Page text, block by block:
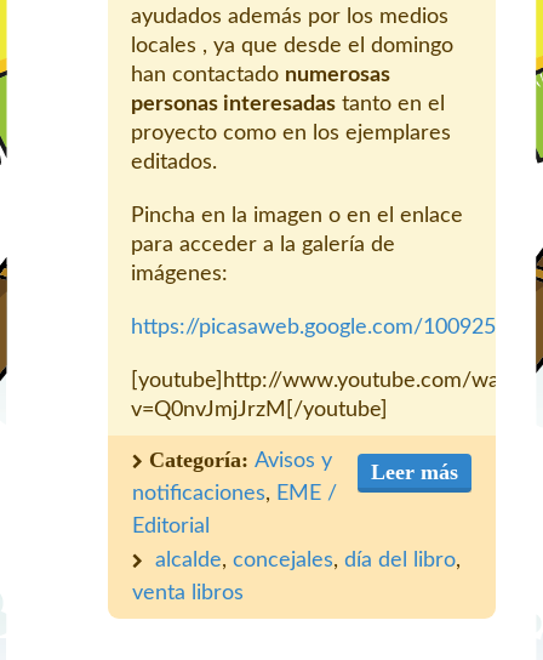
ayudados además por los medios
locales , ya que desde el domingo
han contactado numerosas
personas interesadas tanto en el
proyecto como en los ejemplares
editados.
Pincha en la imagen o en el enlace
para acceder a la galería de
imágenes:
https://picasaweb.google.com/
[youtube]http://www.youtube.com/watch?
v=Q0nvJmjJrzM[/youtube]
Leer más
Categoría: Avisos y
notificaciones, EME /
Editorial
alcalde, concejales, día del libro,
venta libros